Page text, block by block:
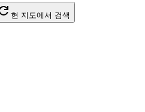
현 지도에서 검색